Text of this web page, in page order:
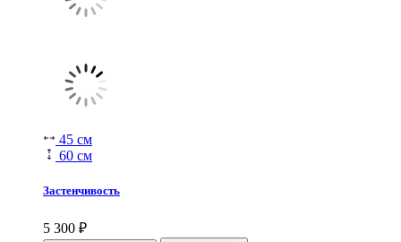
45 см
60 см
Застенчивость
5 300 ₽